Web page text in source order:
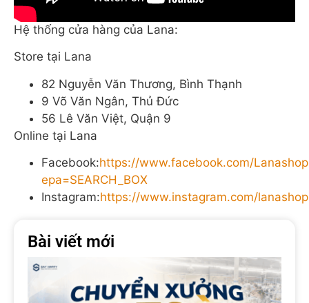
Hệ thống cửa hàng của Lana:
Store tại Lana
82 Nguyễn Văn Thương, Bình Thạnh
9 Võ Văn Ngân, Thủ Đức
56 Lê Văn Việt, Quận 9
Online tại Lana
Facebook:https://www.facebook.com/
epa=SEARCH_BOX
Instagram:https://www.instagram.com/
Bài viết mới